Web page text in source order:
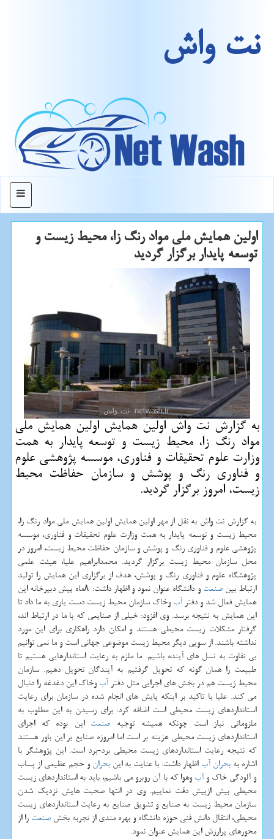
نت واش
منو
اولین همایش ملی مواد رنگ زا، محیط زیست و
توسعه پایدار برگزار گردید
به گزارش نت واش اولین همایش اولین همایش ملی
مواد رنگ زا، محیط زیست و توسعه پایدار به همت
وزارت علوم تحقیقات و فناوری، موسسه پژوهشی علوم
و فناوری رنگ و پوشش و سازمان حفاظت محیط
زیست، امروز برگزار گردید.
به گزارش نت واش به نقل از مهر اولین همایش اولین همایش ملی مواد رنگ زا،
محیط زیست و توسعه پایدار به همت وزارت علوم تحقیقات و فناوری، موسسه
پژوهشی علوم و فناوری رنگ و پوشش و سازمان حفاظت محیط زیست، امروز در
محل سازمان محیط زیست برگزار گردید. محمدابراهیم علیا، هیئت علمی
پژوهشگاه علوم و فناوری رنگ و پوشش، هدف از برگزاری این همایش را تولید
ارتباط بینصنعت
و دانشگاه عنوان نمود و اظهار داشت: ۸ماه پیش دبیرخانه این
همایش فعال شد و دفتر آبوخاك سازمان محیط زیست دست یاری به ما داد تا
این همایش به نتیجه برسد. وی افزود: خیلی از صنایعی كه با ما در ارتباط اند،
گرفتار مشكلات زیست محیطی هستند و امكان دارد راهكاری برای این مورد
نداشته باشند. از سویی دیگر محیط زیست موضوعی جهانی است و ما نمی توانیم
بی تفاوت به نسل های آینده باشیم. ما ملزم به رعایت استاندارهایی هستیم تا
طبیعت را همان گونه كه تحویل گرفتیم به آیندگان تحویل دهیم. سازمان
محیط زیست هم در بخش های اجرایی مثل دفتر آبوخاك این دغدغه را دنبال
می كند. علیا با تاكید بر اینكه پایش های انجام شده در سازمان برای رعایت
استانداردهای زیست محیطی است اضافه كرد: برای رسیدن به این مطلوب به
ملزوماتی نیاز است چونكه همیشه توجیه صنعت این بوده كه اجرای
استانداردهای زیست محیطی هزینه بر است اما امروزه صنایع بر این باور هستند
كه نتیجه رعایت استانداردهای زیست محیطی برد-برد است. این پژوهشگر با
اشاره بهبحران آب اظهار داشت: با عنایت به اینبحرانو حجم عظیمی از پساب
و آلودگی خاك وآبوهوا كه با آن روبرو می باشیم، باید به استانداردهای زیست
محیطی بیش ازپیش دقت نماییم. وی در انتها صحبت هایش نزدیك شدن
سازمان محیط زیست به صنایع و تشویق صنایع به رعایت استانداردهای زیست
محیطی، انتقال دانش فنی حوزه دانشگاه و بهره مندی از تجربه بخش صنعت را از
محورهای پرارزش این همایش عنوان نمود.